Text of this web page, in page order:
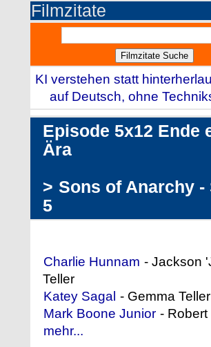
Filmzitate
KI verstehen statt
auf Deutsch, ohne
Episode 5x12 Ende
Ära
> Sons of Anarchy -
5
Charlie Hunnam - Jackson
Teller
Katey Sagal - Gemma
Mark Boone Junior -
mehr...